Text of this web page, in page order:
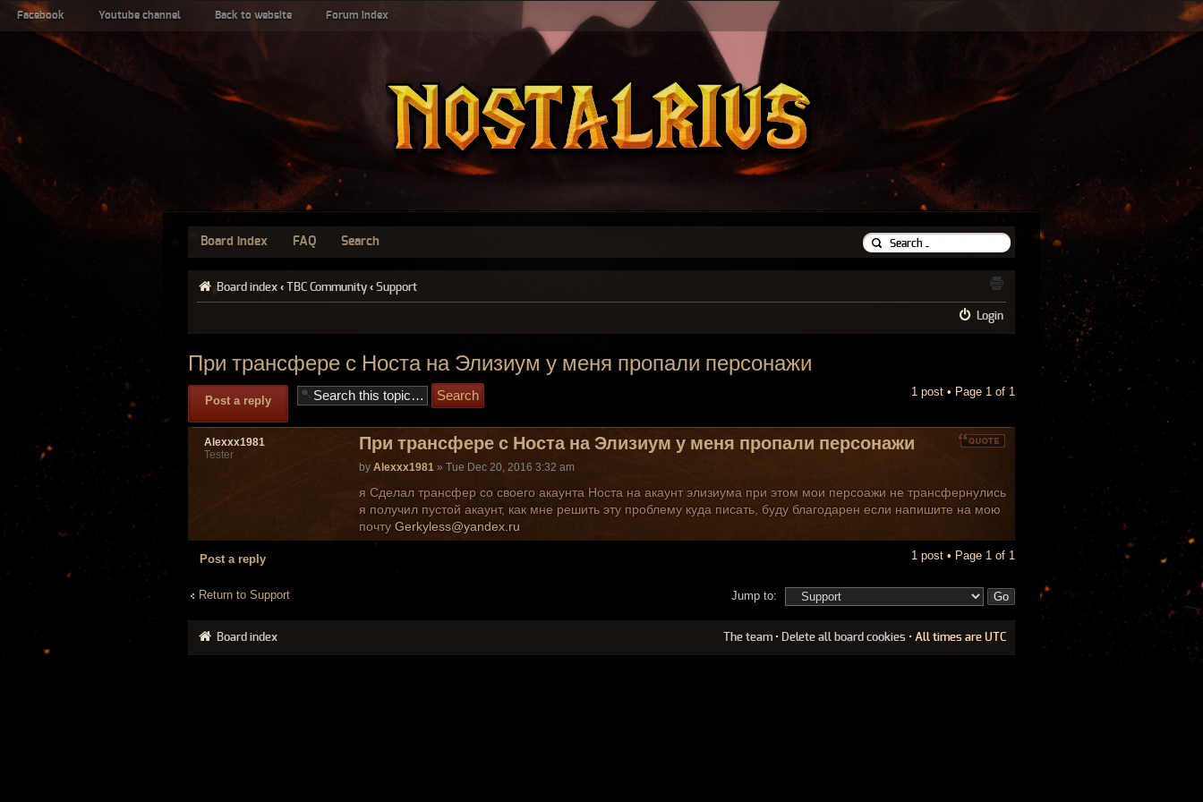
Facebook Youtube channel Back to website Forum index
Board index FAQ Search
Board index ‹ TBC Community ‹ Support
Login
При трансфере с Носта на Элизиум у меня пропали персонажи
Post a reply
1 post • Page 1 of 1
При трансфере с Носта на Элизиум у меня пропали персонажи
by Alexxx1981» Tue Dec 20, 2016 3:32 am
я Сделал трансфер со своего акаунта Носта на акаунт элизиума при этом мои персоажи не трансфернулись
я получил пустой акаунт, как мне решить эту проблему куда писать, буду благодарен если напишите на мою
почту Gerkyless@yandex.ru
Alexxx1981
Tester
Post a reply 1 post • Page 1 of 1
Return to Support Jump to:
Board index The team • Delete all board cookies • All times are UTC